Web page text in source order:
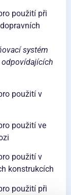
použití při
systém
použití v
použití ve
použití v
konstrukcích
použití při